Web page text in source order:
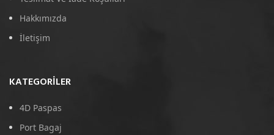
Hakkımızda
İletişim
KATEGORILER
4D Paspas
Port Bagaj